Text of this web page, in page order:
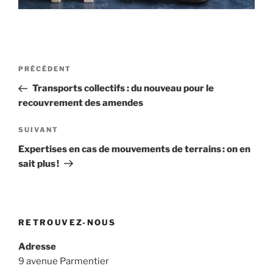
Navigation
l’article
Article
précédent
PRÉCÉDENT
Transports collectifs : du nouveau pour le
recouvrement des amendes
Article
suivant
SUIVANT
Expertises en cas de mouvements de terrains : on en
sait plus !
RETROUVEZ-NOUS
Adresse
9 avenue Parmentier